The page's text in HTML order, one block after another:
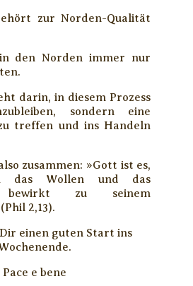
zur Norden-Qualität
den Norden immer nur
darin, in diesem Prozess
sondern eine
treffen und ins Handeln
zusammen: »Gott ist es,
das Wollen und das
bewirkt zu seinem
2,13).
einen guten Start ins
Pace e bene